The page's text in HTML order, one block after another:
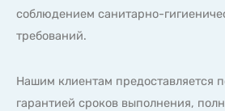
соблюдением санитарно-
требований.
Нашим клиентам предоставляется
гарантией сроков выполнения,